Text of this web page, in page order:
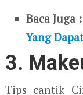
Baca Juga
Yang
3.
Tips cantik